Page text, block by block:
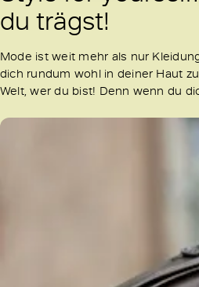
du trägst!
Mode ist weit mehr als nur
dich rundum wohl in deiner Haut
Welt, wer du bist! Denn wenn du